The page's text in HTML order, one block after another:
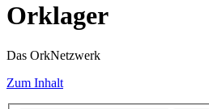
Orklager
Das OrkNetzwerk
Zum Inhalt